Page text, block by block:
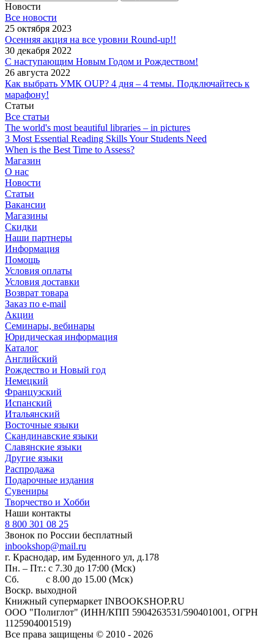
Новости
Все новости
25 октября 2023
Осенняя акция на все уровни Round-up!!
30 декабря 2022
С наступающим Новым Годом и Рождеством!
26 августа 2022
Как выбрать УМК OUP? 4 дня – 4 темы. Подключайтесь к
марафону!
Статьи
Все статьи
The world's most beautiful libraries – in pictures
3 Most Essential Reading Skills Your Students Need
When is the Best Time to Assess?
Магазин
О нас
Новости
Статьи
Вакансии
Магазины
Скидки
Наши партнеры
Информация
Помощь
Условия оплаты
Условия доставки
Возврат товара
Заказ по e-mail
Акции
Семинары, вебинары
Юридическая информация
Каталог
Английский
Рождество и Новый год
Немецкий
Французский
Испанский
Итальянский
Восточные языки
Скандинавские языки
Славянские языки
Другие языки
Распродажа
Подарочные издания
Сувениры
Творчество и Хобби
Наши контакты
8 800 301 08 25
Звонок по России бесплатный
inbookshop@mail.ru
г. Краснодар, им Буденного ул, д.178
Пн. – Пт.: с 7.30 до 17:00 (Мск)
Сб. с 8.00 до 15.00 (Мск)
Воскр. выходной
Книжный супермаркет INBOOKSHOP.RU
ООО "Полиглот" (ИНН/КПП 5904263531/590401001, ОГРН
1125904001519)
Все права защищены © 2010 - 2026